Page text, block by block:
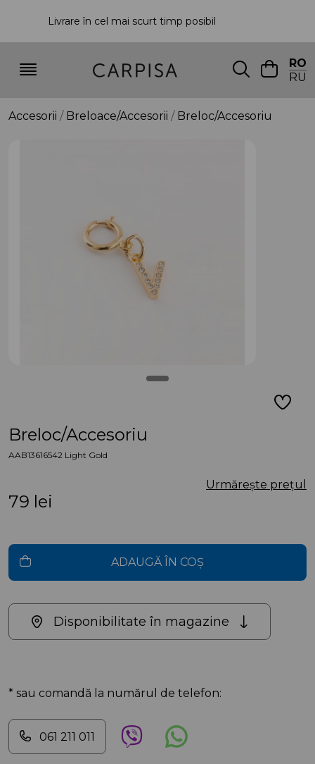
Livrare în cel mai scurt timp posibil
RO
RU
Accesorii Breloace/Accesorii Breloc/Accesoriu
Breloc/Accesoriu
AAB13616542 Light Gold
Urmărește prețul
79 lei
ADAUGĂ ÎN COȘ
Disponibilitate în magazine
* sau comandă la numărul de telefon:
061 211 011